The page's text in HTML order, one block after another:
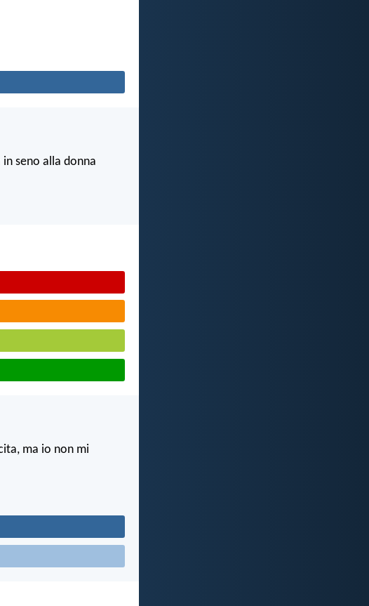
seno alla donna
ma io non mi